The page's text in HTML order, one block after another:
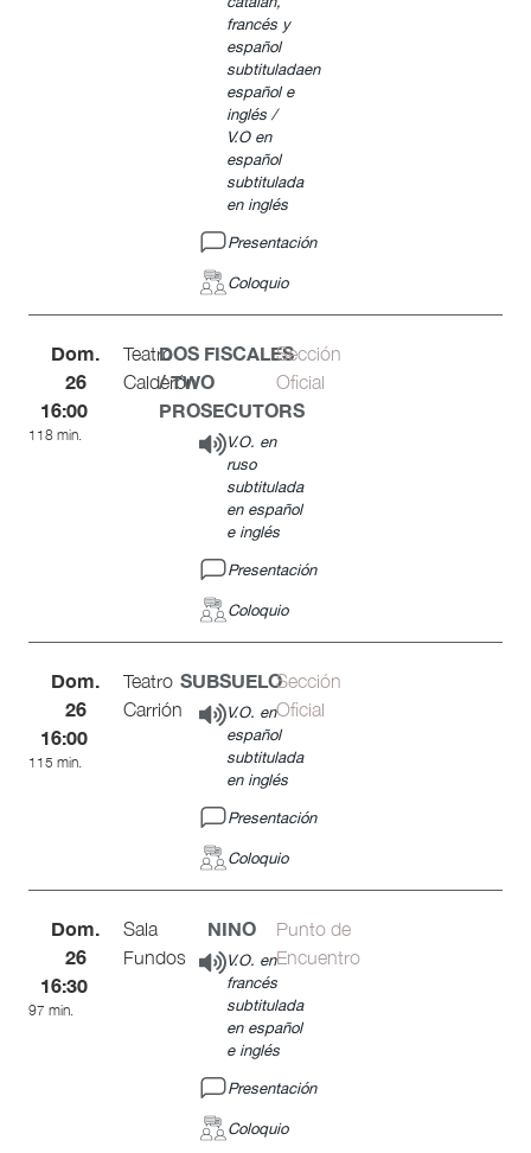
francés y
español
subtituladaen
español e
inglés /
V.O en
español
subtitulada
en inglés
Presentación
Coloquio
Dom.
26
16:00
118 min.
Teatro
Calderón
DOS FISCALES
/ TWO
PROSECUTORS
V.O. en
ruso
subtitulada
en español
e inglés
Presentación
Coloquio
Sección
Oficial
Dom.
26
16:00
115 min.
Teatro
Carrión
SUBSUELO
V.O. en
español
subtitulada
en inglés
Presentación
Coloquio
Sección
Oficial
Dom.
26
16:30
97 min.
Sala
Fundos
NINO
V.O. en
francés
subtitulada
en español
e inglés
Presentación
Coloquio
Punto de
Encuentro